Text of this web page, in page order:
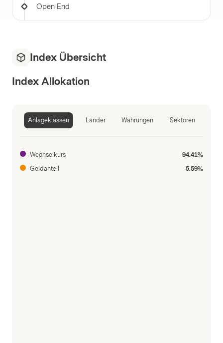
Open End
Index Übersicht
Index Allokation
Anlageklassen Länder Währungen Sektoren
Wechselkurs
94.41%
Geldanteil
5.59%